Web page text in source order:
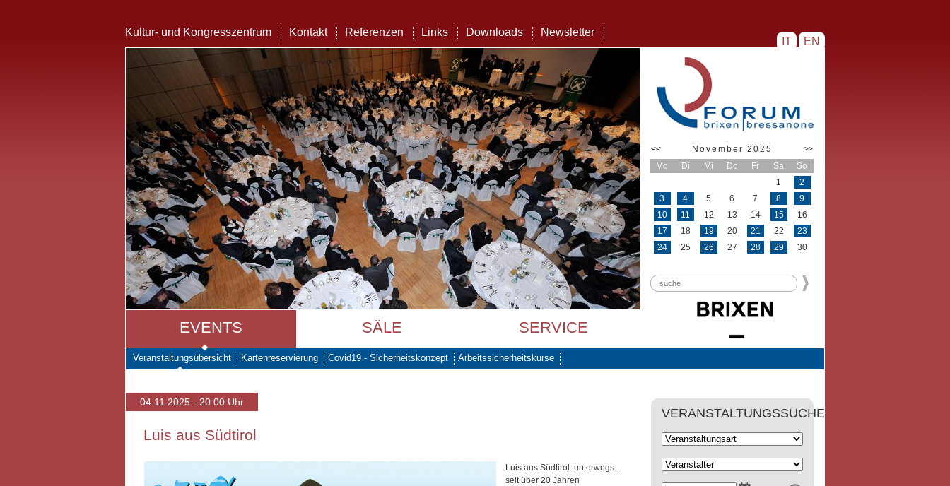
IT EN
Kultur- und Kongresszentrum Kontakt Referenzen Links Downloads Newsletter
EVENTS SÄLE SERVICE
<< November 2025 >>
Mo Di Mi Do Fr Sa
So
1
2
3
4 5 6 7 8
9
10
11 12 13 14 15
16
17
18 19 20 21 22
23
24
25 26 27 28 29 30
Veranstaltungsübersicht Kartenreservierung Covid19 - Sicherheitskonzept Arbeitssicherheitskurse
04.11.2025 - 20:00 Uhr
Luis aus Südtirol
Luis aus Südtirol: unterwegs…
seit über 20 Jahren
VERANSTALTUNGSSUCHE